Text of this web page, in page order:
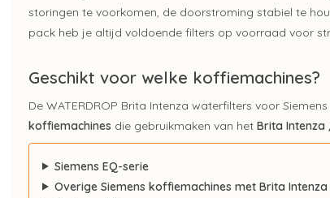
storingen te voorkomen, de doorstroming stabiel te
pack heb je altijd voldoende filters op voorraad voor
Geschikt voor welke koffiemachines?
De WATERDROP Brita Intenza waterfilters voor
koffiemachines die gebruikmaken van het Brita Intenza
Siemens EQ-serie
Overige Siemens koffiemachines met Brita Intenza